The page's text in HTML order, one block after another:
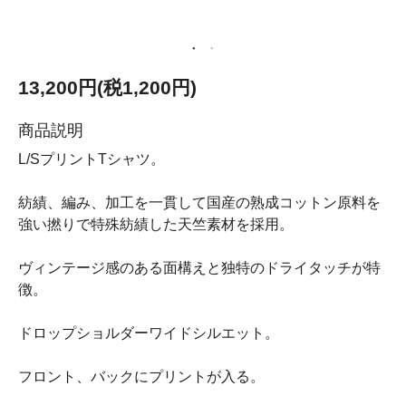
13,200円(税1,200円)
商品説明
L/SプリントTシャツ。
紡績、編み、加工を一貫して国産の熟成コットン原料を
強い撚りで特殊紡績した天竺素材を採用。
ヴィンテージ感のある面構えと独特のドライタッチが特
徴。
ドロップショルダーワイドシルエット。
フロント、バックにプリントが入る。